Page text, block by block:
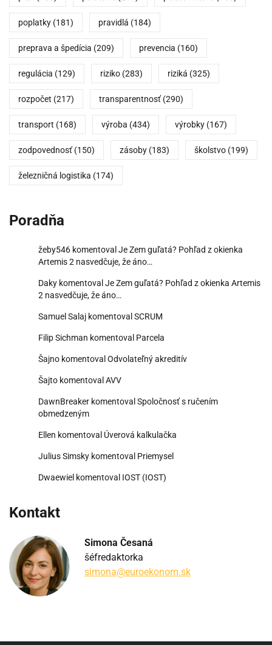
poplatky (181) pravidlá (184)
preprava a špedícia (209) prevencia (160)
regulácia (129) riziko (283) riziká (325)
rozpočet (217) transparentnosť (290)
transport (168) výroba (434) výrobky (167)
zodpovednosť (150) zásoby (183) školstvo (199)
železničná logistika (174)
Poradňa
žeby546 komentoval Je Zem guľatá? Pohľad z okienka
Artemis 2 nasvedčuje, že áno…
Daky komentoval Je Zem guľatá? Pohľad z okienka Artemis
2 nasvedčuje, že áno…
Samuel Salaj komentoval SCRUM
Filip Sichman komentoval Parcela
Šajno komentoval Odvolateľný akreditív
Šajto komentoval AVV
DawnBreaker komentoval Spoločnosť s ručením
obmedzeným
Ellen komentoval Úverová kalkulačka
Julius Simsky komentoval Priemysel
Dwaewiel komentoval IOST (IOST)
Kontakt
Simona Česaná
šéfredaktorka
simona@euroekonom.sk